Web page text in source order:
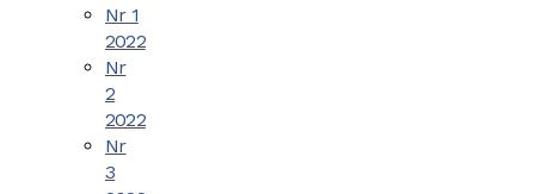
Nr 1
2022
Nr
2
2022
Nr
3